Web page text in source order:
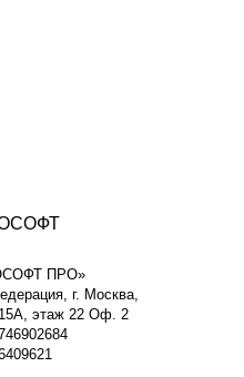
ПРО»
г. Москва,
этаж 22 Оф. 2